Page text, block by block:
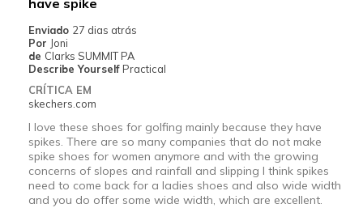
Enviado 27 dias atrás
Por Joni
de Clarks SUMMIT PA
Describe Yourself Practical
CRÍTICA EM
skechers.com
I love these shoes for golfing mainly because they have
spikes. There are so many companies that do not make
spike shoes for women anymore and with the growing
concerns of slopes and rainfall and slipping I think spikes
need to come back for a ladies shoes and also wide width
and you do offer some wide width, which are excellent.